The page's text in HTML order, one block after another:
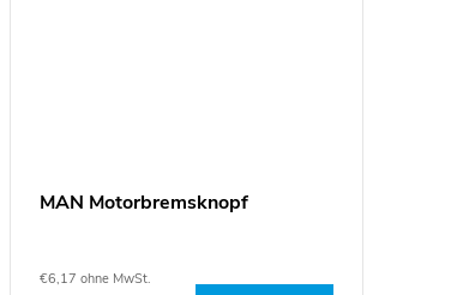
MAN Motorbremsknopf
€6,17 ohne MwSt.